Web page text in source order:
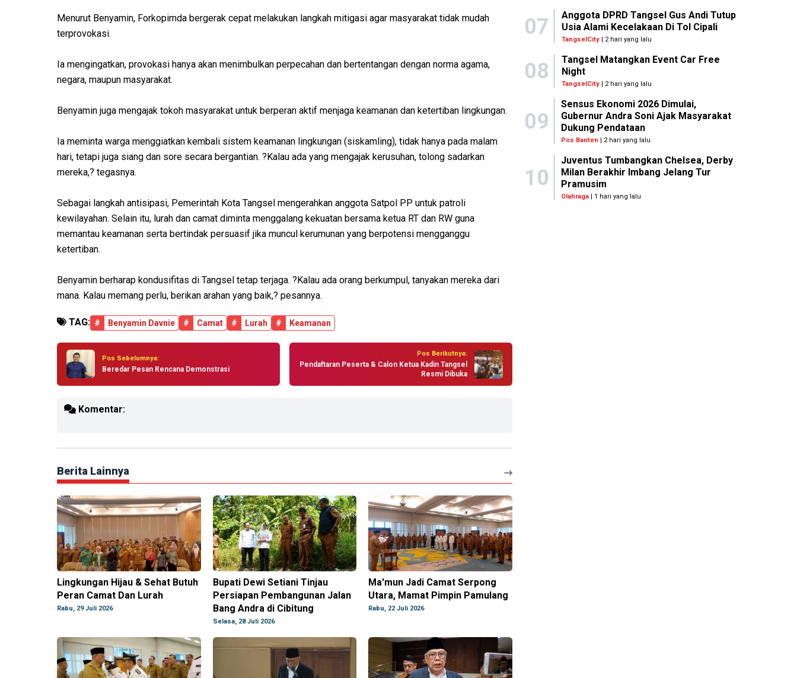
Menurut Benyamin, Forkopimda bergerak cepat melakukan langkah mitigasi agar masyarakat tidak mudah
terprovokasi.
Ia mengingatkan, provokasi hanya akan menimbulkan perpecahan dan bertentangan dengan norma agama,
negara, maupun masyarakat.
Benyamin juga mengajak tokoh masyarakat untuk berperan aktif menjaga keamanan dan ketertiban lingkungan.
Ia meminta warga menggiatkan kembali sistem keamanan lingkungan (siskamling), tidak hanya pada malam
hari, tetapi juga siang dan sore secara bergantian. ?Kalau ada yang mengajak kerusuhan, tolong sadarkan
mereka,? tegasnya.
Sebagai langkah antisipasi, Pemerintah Kota Tangsel mengerahkan anggota Satpol PP untuk patroli
kewilayahan. Selain itu, lurah dan camat diminta menggalang kekuatan bersama ketua RT dan RW guna
memantau keamanan serta bertindak persuasif jika muncul kerumunan yang berpotensi mengganggu
ketertiban.
Benyamin berharap kondusifitas di Tangsel tetap terjaga. ?Kalau ada orang berkumpul, tanyakan mereka dari
mana. Kalau memang perlu, berikan arahan yang baik,? pesannya.
TAG: # Benyamin Davnie # Camat # Lurah # Keamanan
Pos Sebelumnya:
Beredar Pesan Rencana Demonstrasi
Pos Berikutnya:
Pendaftaran Peserta & Calon Ketua Kadin Tangsel
Resmi Dibuka
Komentar:
Berita Lainnya
Lingkungan Hijau & Sehat Butuh
Peran Camat Dan Lurah
Rabu, 29 Juli 2026
Bupati Dewi Setiani Tinjau
Persiapan Pembangunan Jalan
Bang Andra di Cibitung
Selasa, 28 Juli 2026
Ma'mun Jadi Camat Serpong
Utara, Mamat Pimpin Pamulang
Rabu, 22 Juli 2026
07
Anggota DPRD Tangsel Gus Andi Tutup
Usia Alami Kecelakaan Di Tol Cipali
TangselCity| 2 hari yang lalu
08
Tangsel Matangkan Event Car Free
Night
TangselCity| 2 hari yang lalu
09
Sensus Ekonomi 2026 Dimulai,
Gubernur Andra Soni Ajak Masyarakat
Dukung Pendataan
Pos Banten | 2 hari yang lalu
10
Juventus Tumbangkan Chelsea, Derby
Milan Berakhir Imbang Jelang Tur
Pramusim
Olahraga | 1 hari yang lalu